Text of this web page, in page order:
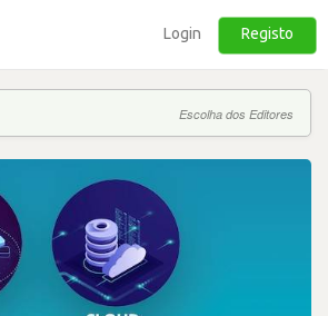
Login Registo
Escolha dos Editores